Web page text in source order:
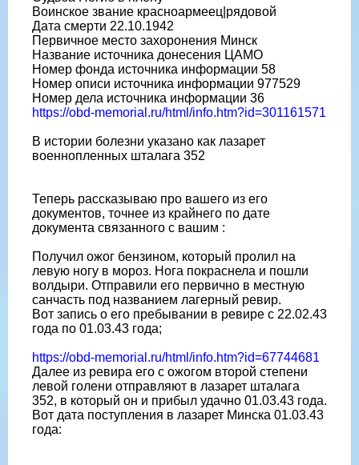
Воинское звание красноармеец|рядовой
Дата смерти 22.10.1942
Первичное место захоронения Минск
Название источника донесения ЦАМО
Номер фонда источника информации 58
Номер описи источника информации 977529
Номер дела источника информации 36
https://obd-memorial.ru/html/info.htm?id=301161571
В истории болезни указано как лазарет
военнопленных шталага 352
Теперь рассказываю про вашего из его
документов, точнее из крайнего по дате
документа связанного с вашим :
Получил ожог бензином, который пролил на
левую ногу в мороз. Нога покраснела и пошли
волдыри. Отправили его первично в местную
санчасть под названием лагерный ревир.
Вот запись о его пребывании в ревире с 22.02.43
года по 01.03.43 года;
https://obd-memorial.ru/html/info.htm?id=67744681
Далее из ревира его с ожогом второй степени
левой голени отправляют в лазарет шталага
352, в который он и прибыл удачно 01.03.43 года.
Вот дата поступления в лазарет Минска 01.03.43
года: